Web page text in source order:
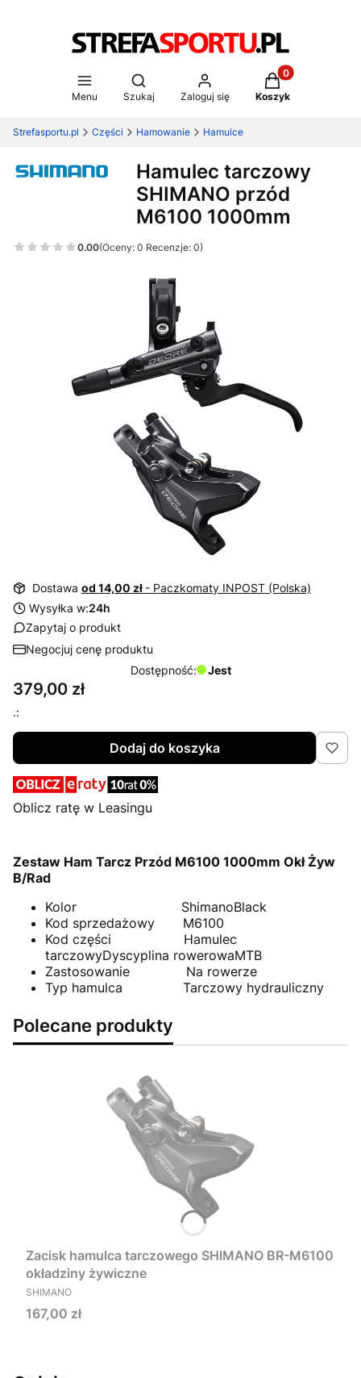
Menu
Otwórz wyszukiwarkę
Szukaj Zaloguj się
Produkty w
Koszyk
Strefasportu.pl Części Hamowanie Hamulce
Hamulec tarczowy
SHIMANO przód
M6100 1000mm
0.00(Oceny: 0 Recenzje: 0)
Dostawa od 14,00 zł - Paczkomaty INPOST (Polska)
Wysyłka w:24h
Zapytaj o produkt
Negocjuj cenę produktu
Dostępność:
Jest
Cena
379,00 zł
.:
Dodaj do koszyka
Oblicz ratę w Leasingu
Zestaw Ham Tarcz Przód M6100 1000mm Okł Żyw
B/Rad
Kolor ShimanoBlack
Kod sprzedażowy M6100
Kod części Hamulec
tarczowyDyscyplina rowerowaMTB
Zastosowanie Na rowerze
Typ hamulca Tarczowy hydrauliczny
Polecane produkty
Zacisk hamulca tarczowego SHIMANO BR-M6100
okładziny żywiczne
PRODUCENT
SHIMANO
Cena
167,00 zł